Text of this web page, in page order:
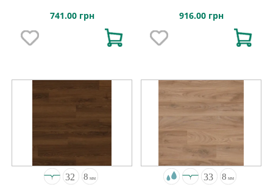
1288x195x8
741.00 грн 916.00 грн